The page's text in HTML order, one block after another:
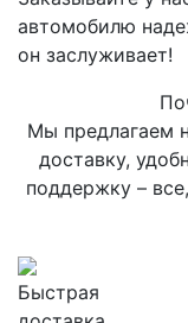
автомобилю
он заслуживает!
Мы предлагаем
доставку,
поддержку –
Быстрая